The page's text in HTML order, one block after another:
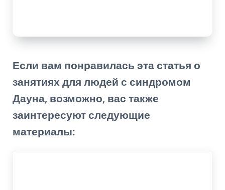
Если вам понравилась эта статья о
занятиях для людей с синдромом
Дауна, возможно, вас также
заинтересуют следующие
материалы: